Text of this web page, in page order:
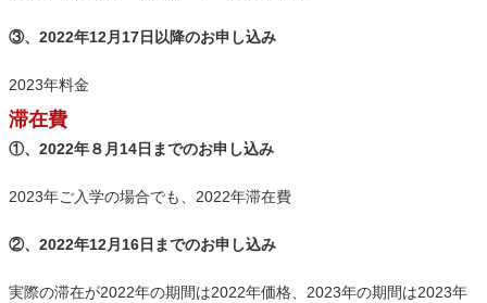
③、2022年12月17日以降のお申し込み
2023年料金
滞在費
①、2022年８月14日までのお申し込み
2023年ご入学の場合でも、2022年滞在費
②、2022年12月16日までのお申し込み
実際の滞在が2022年の期間は2022年価格、2023年の期間は2023年